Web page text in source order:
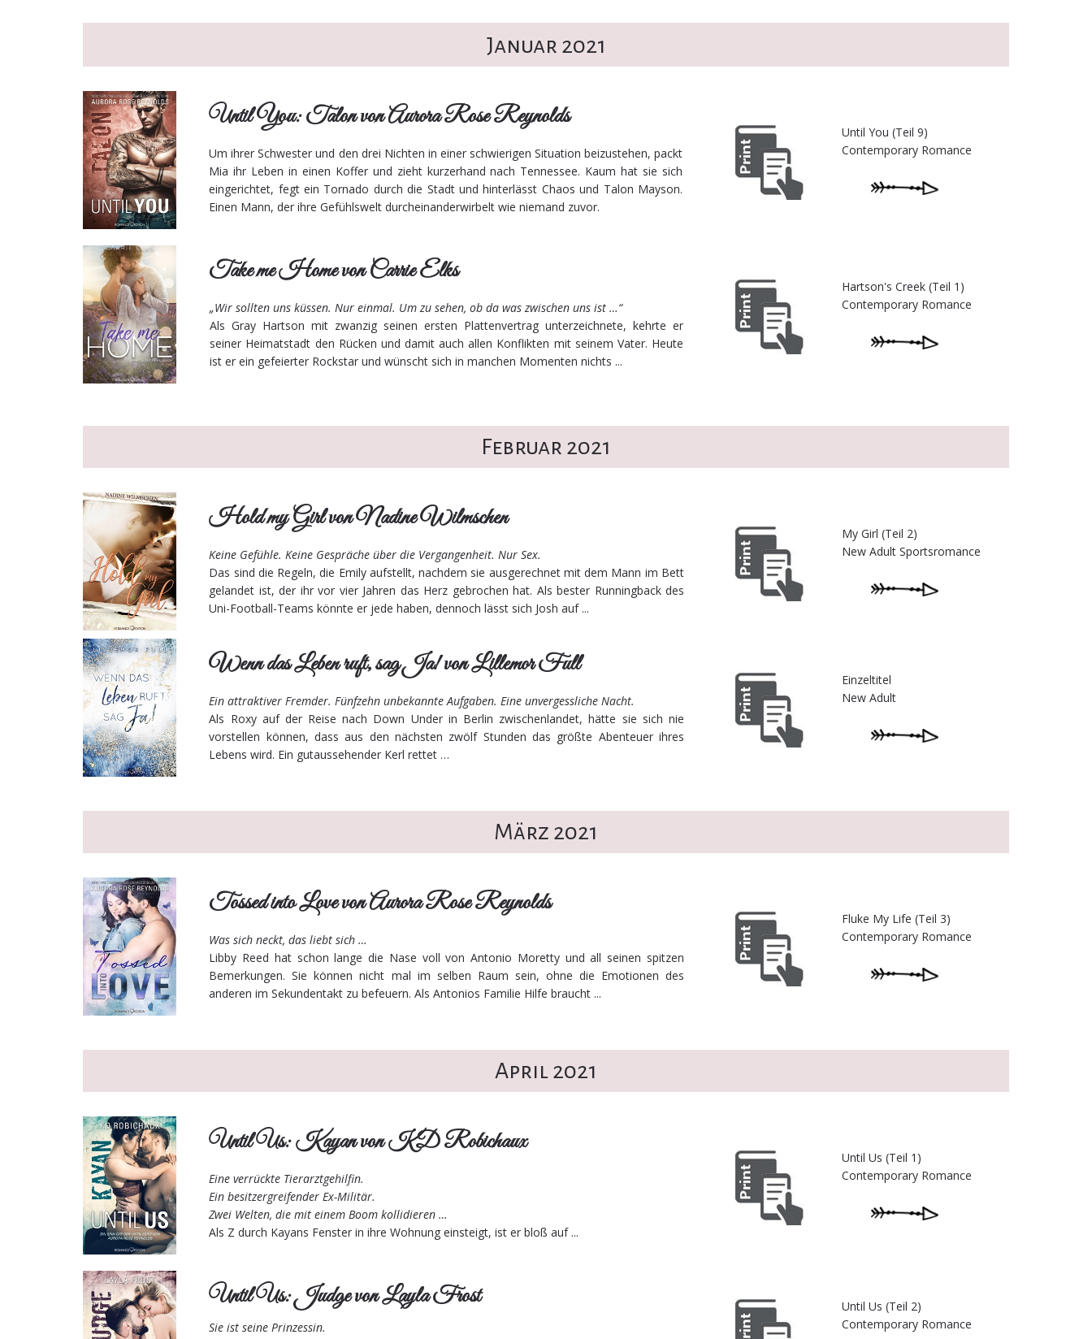
Januar 2021
Until You: Talon von Aurora Rose Reynolds
Um ihrer Schwester und den drei Nichten in einer schwierigen Situation beizustehen, packt
Mia ihr Leben in einen Koffer und zieht kurzerhand nach Tennessee. Kaum hat sie sich
eingerichtet, fegt ein Tornado durch die Stadt und hinterlässt Chaos und Talon Mayson.
Einen Mann, der ihre Gefühlswelt durcheinanderwirbelt wie niemand zuvor.
Until You (Teil 9)
Contemporary Romance
Take me Home von Carrie Elks
„Wir sollten uns küssen. Nur einmal. Um zu sehen, ob da was zwischen uns ist …“
Als Gray Hartson mit zwanzig seinen ersten Plattenvertrag unterzeichnete, kehrte er
seiner Heimatstadt den Rücken und damit auch allen Konflikten mit seinem Vater. Heute
ist er ein gefeierter Rockstar und wünscht sich in manchen Momenten nichts ...
Hartson's Creek (Teil 1)
Contemporary Romance
Februar 2021
Hold my Girl von Nadine Wilmschen
Keine Gefühle. Keine Gespräche über die Vergangenheit. Nur Sex.
Das sind die Regeln, die Emily aufstellt, nachdem sie ausgerechnet mit dem Mann im Bett
gelandet ist, der ihr vor vier Jahren das Herz gebrochen hat. Als bester Runningback des
Uni-Football-Teams könnte er jede haben, dennoch lässt sich Josh auf ...
My Girl (Teil 2)
New Adult Sportsromance
Wenn das Leben ruft, sag Ja! von Lillemor Full
Ein attraktiver Fremder. Fünfzehn unbekannte Aufgaben. Eine unvergessliche Nacht.
Als Roxy auf der Reise nach Down Under in Berlin zwischenlandet, hätte sie sich nie
vorstellen können, dass aus den nächsten zwölf Stunden das größte Abenteuer ihres
Lebens wird. Ein gutaussehender Kerl rettet …
Einzeltitel
New Adult
März 2021
Tossed into Love von Aurora Rose Reynolds
Was sich neckt, das liebt sich …
Libby Reed hat schon lange die Nase voll von Antonio Moretty und all seinen spitzen
Bemerkungen. Sie können nicht mal im selben Raum sein, ohne die Emotionen des
anderen im Sekundentakt zu befeuern. Als Antonios Familie Hilfe braucht ...
Fluke My Life (Teil 3)
Contemporary Romance
April 2021
Until Us: Kayan von KD Robichaux
Eine verrückte Tierarztgehilfin.
Ein besitzergreifender Ex-Militär.
Zwei Welten, die mit einem Boom kollidieren …
Als Z durch Kayans Fenster in ihre Wohnung einsteigt, ist er bloß auf ...
Until Us (Teil 1)
Contemporary Romance
Until Us: Judge von Layla Frost
Sie ist seine Prinzessin.
Until Us (Teil 2)
Contemporary Romance